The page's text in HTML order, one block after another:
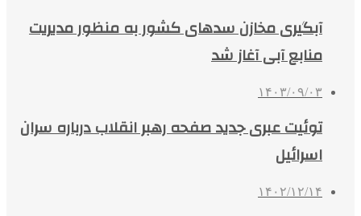
آبگیری مخازن سدهای کشور به منظور مدیریت
منابع آبی آغاز شد
۱۴۰۳/۰۹/۰۳
توئیت عبری جدید صفحه رهبر انقلاب درباره سران
اسرائیل
۱۴۰۲/۱۲/۱۴